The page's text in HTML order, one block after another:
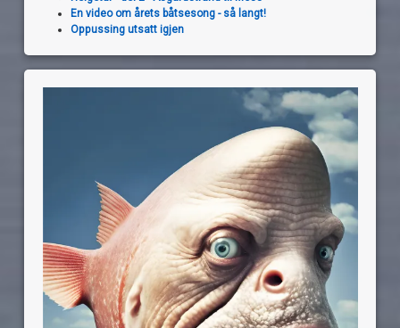
En video om årets båtsesong - så langt!
Oppussing utsatt igjen